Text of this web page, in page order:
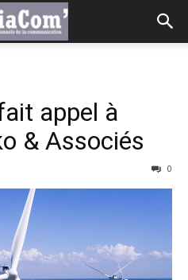
appel à
& Associés
0